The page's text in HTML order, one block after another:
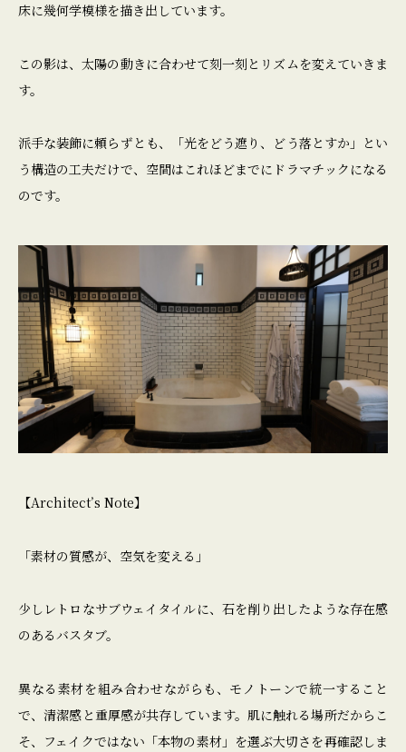
床に幾何学模様を描き出しています。
この影は、太陽の動きに合わせて刻一刻とリズムを変えていきま
す。
派手な装飾に頼らずとも、「光をどう遮り、どう落とすか」とい
う構造の工夫だけで、空間はこれほどまでにドラマチックになる
のです。
【Architect’s Note】
「素材の質感が、空気を変える」
少しレトロなサブウェイタイルに、石を削り出したような存在感
のあるバスタブ。
異なる素材を組み合わせながらも、モノトーンで統一すること
で、清潔感と重厚感が共存しています。肌に触れる場所だからこ
そ、フェイクではない「本物の素材」を選ぶ大切さを再確認しま